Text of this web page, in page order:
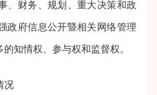
、财务、规划、重大决策和政
政府信息公开暨相关网络管理
知情权、参与权和监督权。
况